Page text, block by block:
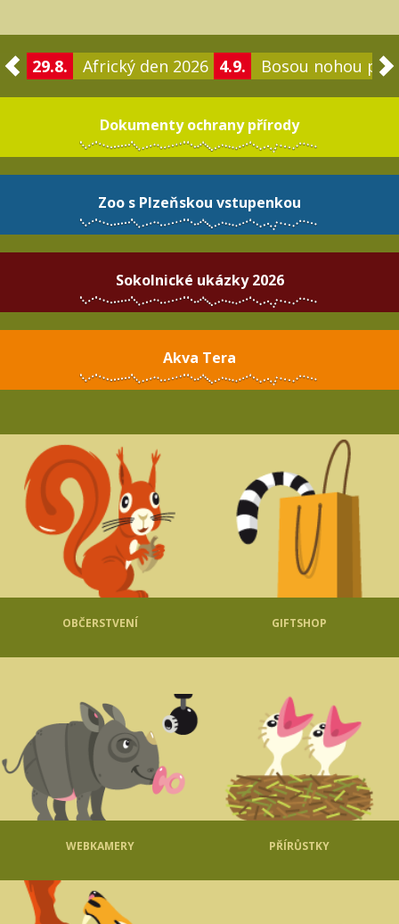
29.8. Africký den 2026 4.9. Bosou nohou po
Dokumenty ochrany přírody
Zoo s Plzeňskou vstupenkou
Sokolnické ukázky 2026
Akva Tera
OBČERSTVENÍ GIFTSHOP
WEBKAMERY PŘÍRŮSTKY